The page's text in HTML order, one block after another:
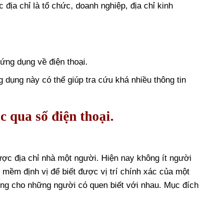
chỉ là tổ chức, doanh nghiệp, địa chỉ kinh
dụng về điện thoại.
này có thể giúp tra cứu khá nhiều thông tin
qua số điện thoại.
địa chỉ nhà một người. Hiện nay không ít người
định vị để biết được vị trí chính xác của một
cho những người có quen biết với nhau. Mục đích